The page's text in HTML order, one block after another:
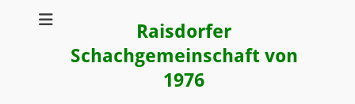
Raisdorfer
Schachgemeinschaft von
1976